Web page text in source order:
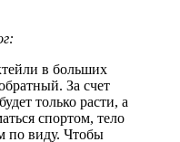
в больших
За счет
только расти, а
спортом, тело
по виду. Чтобы